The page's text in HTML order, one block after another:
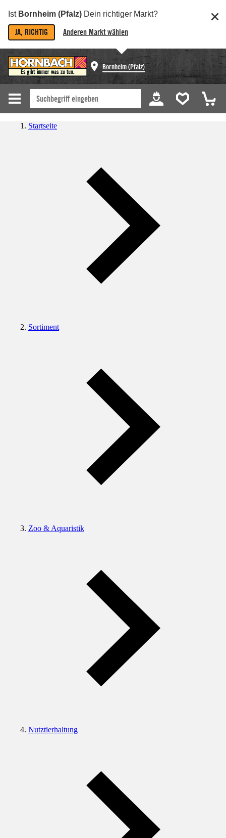
Ist Bornheim (Pfalz) Dein richtiger Markt?
JA, RICHTIG Anderen Markt wählen
Bornheim (Pfalz)
Startseite
Sortiment
Zoo & Aquaristik
Nutztierhaltung